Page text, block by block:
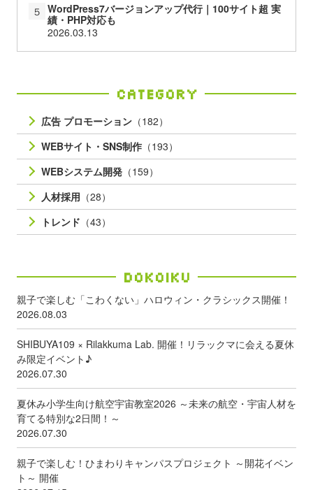
５ WordPress7バージョンアップ代行｜100サイト超 実
績・PHP対応も
2026.03.13
Category
広告 プロモーション （182）
WEBサイト・SNS制作 （193）
WEBシステム開発 （159）
人材採用 （28）
トレンド （43）
Dokoiku
親子で楽しむ「こわくない」ハロウィン・クラシックス開催！
2026.08.03
SHIBUYA109 × Rilakkuma Lab. 開催！リラックマに会える夏休
み限定イベント♪
2026.07.30
夏休み小学生向け航空宇宙教室2026 ～未来の航空・宇宙人材を
育てる特別な2日間！～
2026.07.30
親子で楽しむ！ひまわりキャンパスプロジェクト ～開花イベン
ト～ 開催